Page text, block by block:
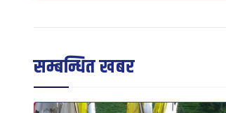
सम्बन्धित खबर